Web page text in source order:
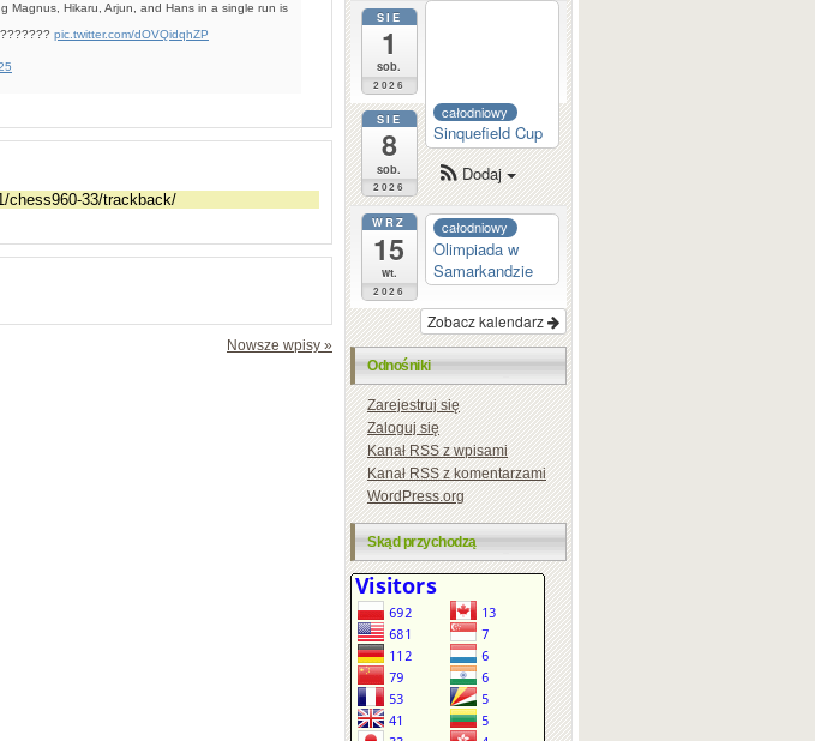
Magnus, Hikaru, Arjun, and Hans in a single run is
pic.twitter.com/dOVQidqhZP
Nowsze wpisy »
SIE
1
sob.
2026
SIE
8
sob.
2026
całodniowy
Sinquefield Cup
WRZ
15
wt.
2026
całodniowy
Olimpiada w
Samarkandzie
Zobacz kalendarz
Dodaj
Odnośniki
Zarejestruj się
Zaloguj się
KanałRSSz wpisami
KanałRSSz komentarzami
WordPress.org
Skąd przychodzą